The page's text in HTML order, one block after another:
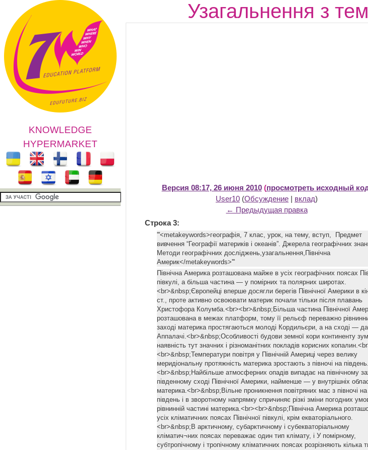
KNOWLEDGE
HYPERMARKET
Узагальнення з
Версия 08:17, 26 июня 2010(просмотреть исходный
User10 (Обсуждение | вклад)
← Предыдущая правка
Строка 3:
'''<metakeywords>географія, 7 клас, урок, на тему, вступ, Предмет
вивчення “Географії материків і океанів”. Джерела географічних
Методи географічних досліджень,узагальнення,Північна
Америк</metakeywords>'''
Північна Америка розташована майже в усіх географічних поясах
півкулі, а більша частина — у помірних та полярних широтах.
<br>&nbsp;Європейці вперше досягли берегів Північної Америки в
ст., проте активно освоювати материк почали тільки після плавань
Христофора Колумба.<br><br>&nbsp;Більша частина Північної
розташована в межах платформ, тому її рельєф переважно
заході материка простягаються молоді Кордильєри, а на сході —
Аппалачі.<br>&nbsp;Особливості будови земної кори континенту
наявність тут значних і різноманітних покладів корисних
<br>&nbsp;Температури повітря у Північній Америці через велику
меридіональну протяжність материка зростають з півночі на південь.
<br>&nbsp;Найбільше атмосферних опадів випадає на північному
південному сході Північної Америки, найменше — у внутрішніх
материка.<br>&nbsp;Вільне проникнення повітряних мас з півночі на
південь і в зворотному напрямку спричиняє різкі зміни погодних
рівнинній частині материка.<br><br>&nbsp;Північна Америка
усіх кліматичних поясах Північної півкулі, крім екваторіального.
<br>&nbsp;В арктичному, субарктичному і субекваторіальному
кліматич¬них поясах переважає один тип клімату, і У помірному,
субтропічному і тропічному кліматичних поясах розрізняють кілька